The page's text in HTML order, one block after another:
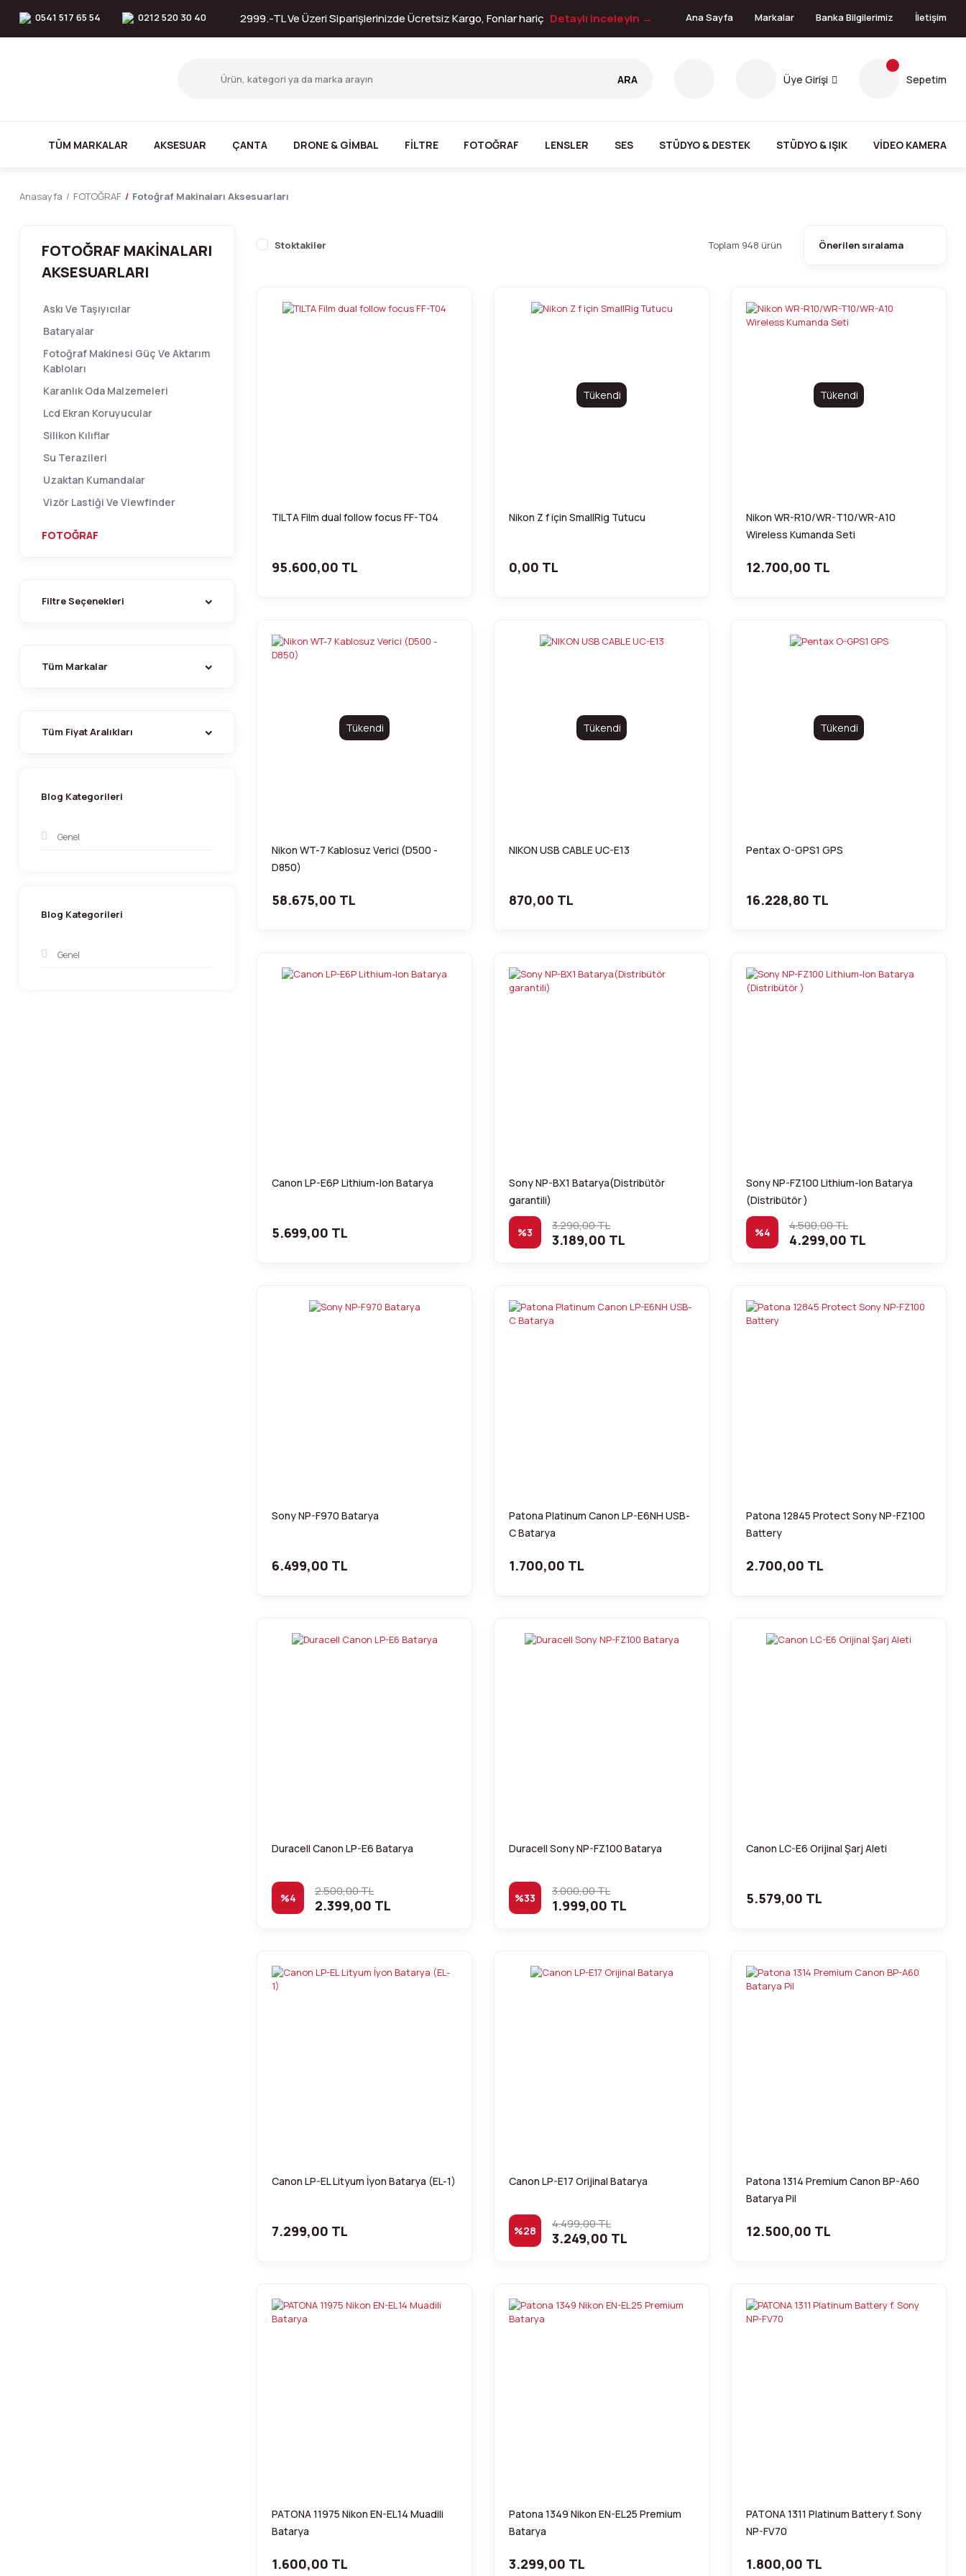
0541 517 65 54 0212 520 30 40 2999.-TL Ve Üzeri Siparişlerinizde Ücretsiz Kargo, Fonlar hariç Detaylı inceleyin → Ana Sayfa Markalar Banka Bilgilerimiz İletişim
ARA Üye Girişi Sepetim
TÜM MARKALAR AKSESUAR ÇANTA DRONE & GİMBAL FİLTRE FOTOĞRAF LENSLER SES STÜDYO & DESTEK STÜDYO & IŞIK VİDEO KAMERA
Anasayfa FOTOĞRAF Fotoğraf Makinaları Aksesuarları
FOTOĞRAF MAKINALARI
AKSESUARLARI
Askı Ve Taşıyıcılar
Bataryalar
Fotoğraf Makinesi Güç Ve Aktarım
Kabloları
Karanlık Oda Malzemeleri
Lcd Ekran Koruyucular
Silikon Kılıflar
Su Terazileri
Uzaktan Kumandalar
Vizör Lastiği Ve Viewfinder
FOTOĞRAF
Filtre Seçenekleri
Tüm Markalar
Tüm Fiyat Aralıkları
Blog Kategorileri
Genel
Blog Kategorileri
Genel
Stoktakiler Toplam 948 ürün
TILTA Film dual follow focus FF-T04
95.600,00 TL
Tükendi
Nikon Z f için SmallRig Tutucu
0,00 TL
Tükendi
Nikon WR-R10/WR-T10/WR-A10
Wireless Kumanda Seti
12.700,00 TL
Tükendi
Nikon WT-7 Kablosuz Verici (D500 -
D850)
58.675,00 TL
Tükendi
NIKON USB CABLE UC-E13
870,00 TL
Tükendi
Pentax O-GPS1 GPS
16.228,80 TL
Canon LP-E6P Lithium-Ion Batarya
5.699,00 TL
Sony NP-BX1 Batarya(Distribütör
garantili)
%3 3.290,00 TL
3.189,00 TL
Sony NP-FZ100 Lithium-Ion Batarya
(Distribütör )
%4 4.500,00 TL
4.299,00 TL
Sony NP-F970 Batarya
6.499,00 TL
Patona Platinum Canon LP-E6NH USB-
C Batarya
1.700,00 TL
Patona 12845 Protect Sony NP-FZ100
Battery
2.700,00 TL
Duracell Canon LP-E6 Batarya
%4 2.500,00 TL
2.399,00 TL
Duracell Sony NP-FZ100 Batarya
%33 3.000,00 TL
1.999,00 TL
Canon LC-E6 Orijinal Şarj Aleti
5.579,00 TL
Canon LP-EL Lityum İyon Batarya (EL-1)
7.299,00 TL
Canon LP-E17 Orijinal Batarya
%28 4.499,00 TL
3.249,00 TL
Patona 1314 Premium Canon BP-A60
Batarya Pil
12.500,00 TL
PATONA 11975 Nikon EN-EL14 Muadili
Batarya
1.600,00 TL
Patona 1349 Nikon EN-EL25 Premium
Batarya
3.299,00 TL
PATONA 1311 Platinum Battery f. Sony
NP-FV70
1.800,00 TL